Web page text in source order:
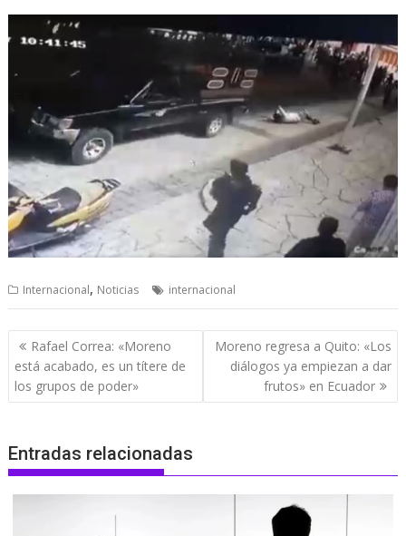
Internacional, Noticias internacional
Navegación
de
entradas
Rafael Correa: «Moreno
está acabado, es un títere de
los grupos de poder»
Moreno regresa a Quito: «Los
diálogos ya empiezan a dar
frutos» en Ecuador
Entradas relacionadas